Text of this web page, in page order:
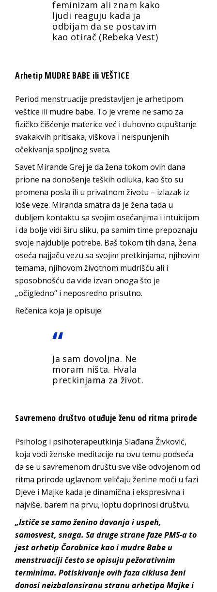
feminizam ali znam kako
ljudi reaguju kada ja
odbijam da se postavim
kao otirač (Rebeka Vest)
Arhetip MUDRE BABE ili VEŠTICE
Period menstruacije predstavljen je arhetipom
veštice ili mudre babe. To je vreme ne samo za
fizičko čišćenje materice već i duhovno otpuštanje
svakakvih pritisaka, viškova i neispunjenih
očekivanja spoljnog sveta.
Savet Mirande Grej je da žena tokom ovih dana
prione na donošenje teških odluka, kao što su
promena posla ili u privatnom životu – izlazak iz
loše veze. Miranda smatra da je žena tada u
dubljem kontaktu sa svojim osećanjima i intuicijom
i da bolje vidi širu sliku, pa samim time prepoznaju
svoje najdublje potrebe. Baš tokom tih dana, žena
oseća najjaču vezu sa svojim pretkinjama, njihovim
temama, njihovom životnom mudrišću ali i
sposobnošću da vide izvan onoga što je
„očigledno“ i neposredno prisutno.
Rečenica koja je opisuje:
Ja sam dovoljna. Ne
moram ništa. Hvala
pretkinjama za život.
Savremeno društvo otuđuje ženu od ritma prirode
Psiholog i psihoterapeutkinja Slađana Živković,
koja vodi ženske meditacije na ovu temu podseća
da se u savremenom društu sve više odvojenom od
ritma prirode uglavnom veličaju ženine moći u fazi
Djeve i Majke kada je dinamična i ekspresivna i
najviše, barem na prvu, loptu doprinosi društvu.
„Ističe se samo ženino davanja i uspeh,
samosvest, snaga. Sa druge strane faze PMS-a to
jest arhetip Čarobnice kao i mudre Babe u
menstruaciji često se opisuju pežorativnim
terminima. Potiskivanje ovih faza ciklusa ženi
donosi neizbalansiranu stranu arhetipa Majke i